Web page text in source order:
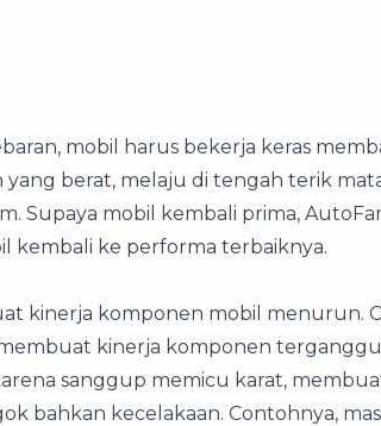
mobil harus bekerja keras
berat, melaju di tengah terik
Supaya mobil kembali prima,
kembali ke performa terbaiknya.
kinerja komponen mobil menurun.
kinerja komponen
sanggup memicu karat,
bahkan kecelakaan. Contohnya,